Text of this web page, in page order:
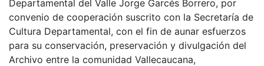
Departamental del Valle Jorge Garcés Borrero, por
convenio de cooperación suscrito con la Secretaría de
Cultura Departamental, con el fin de aunar esfuerzos
para su conservación, preservación y divulgación del
Archivo entre la comunidad Vallecaucana,